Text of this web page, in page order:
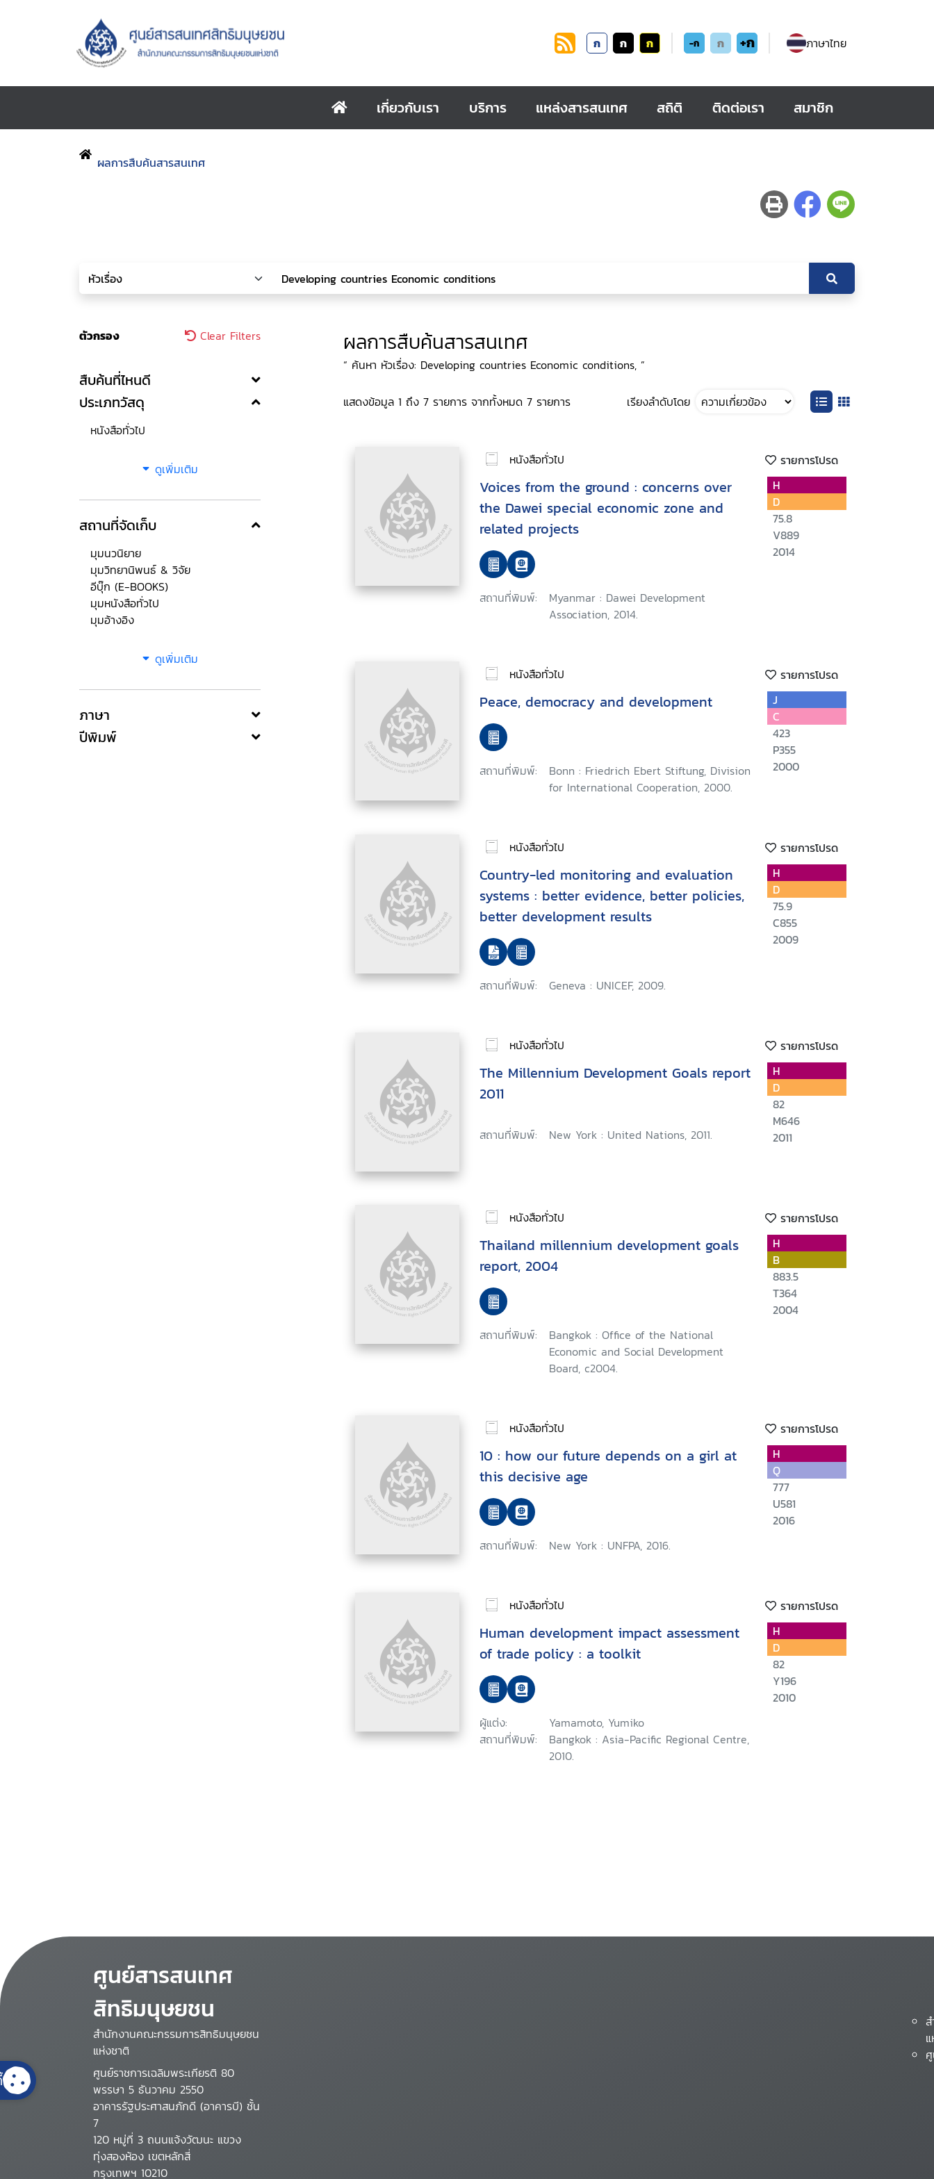
ก ก ก -ก ก +ก ภาษาไทย
เกี่ยวกับเรา บริการ แหล่งสารสนเทศ สถิติ ติดต่อเรา สมาชิก
ผลการสืบค้นสารสนเทศ
ตัวกรอง Clear Filters
สืบค้นที่ไหนดี
ประเภทวัสดุ
หนังสือทั่วไป
ดูเพิ่มเติม
สถานที่จัดเก็บ
มุมนวนิยาย
มุมวิทยานิพนธ์ & วิจัย
อีบุ๊ก (E-BOOKS)
มุมหนังสือทั่วไป
มุมอ้างอิง
ดูเพิ่มเติม
ภาษา
ปีพิมพ์
ผลการสืบค้นสารสนเทศ
“ ค้นหา หัวเรื่อง: Developing countries Economic conditions, ”
แสดงข้อมูล 1 ถึง 7 รายการ จากทั้งหมด 7 รายการ เรียงลำดับโดย
หนังสือทั่วไป รายการโปรด
Voices from the ground : concerns over
the Dawei special economic zone and
related projects
สถานที่พิมพ์:
Myanmar : Dawei Development
Association, 2014.
H
D
75.8
V889
2014
หนังสือทั่วไป รายการโปรด
Peace, democracy and development
สถานที่พิมพ์:
Bonn : Friedrich Ebert Stiftung, Division
for International Cooperation, 2000.
J
C
423
P355
2000
หนังสือทั่วไป รายการโปรด
Country-led monitoring and evaluation
systems : better evidence, better policies,
better development results
สถานที่พิมพ์: Geneva : UNICEF, 2009.
H
D
75.9
C855
2009
หนังสือทั่วไป รายการโปรด
The Millennium Development Goals report
2011
สถานที่พิมพ์: New York : United Nations, 2011.
H
D
82
M646
2011
หนังสือทั่วไป รายการโปรด
Thailand millennium development goals
report, 2004
สถานที่พิมพ์:
Bangkok : Office of the National
Economic and Social Development
Board, c2004.
H
B
883.5
T364
2004
หนังสือทั่วไป รายการโปรด
10 : how our future depends on a girl at
this decisive age
สถานที่พิมพ์: New York : UNFPA, 2016.
H
Q
777
U581
2016
หนังสือทั่วไป รายการโปรด
Human development impact assessment
of trade policy : a toolkit
ผู้แต่ง:
Yamamoto, Yumiko
สถานที่พิมพ์:
Bangkok : Asia-Pacific Regional Centre,
2010.
H
D
82
Y196
2010
ศูนย์สารสนเทศ
สิทธิมนุษยชน
สำนักงานคณะกรรมการสิทธิมนุษยชน
แห่งชาติ
ศูนย์ราชการเฉลิมพระเกียรติ 80
พรรษา 5 ธันวาคม 2550
อาคารรัฐประศาสนภักดี (อาคารบี) ชั้น
7
120 หมู่ที่ 3 ถนนแจ้งวัฒนะ แขวง
ทุ่งสองห้อง เขตหลักสี่
กรุงเทพฯ 10210